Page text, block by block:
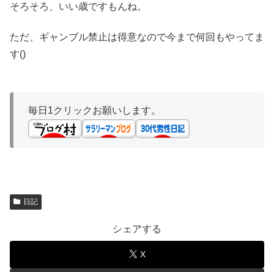
そろそろ、いい歳ですもんね。
ただ、ギャンブル禁止は得意なので今まで何回もやってま
す()
毎日1クリックお願いします。
日記
シェアする
X